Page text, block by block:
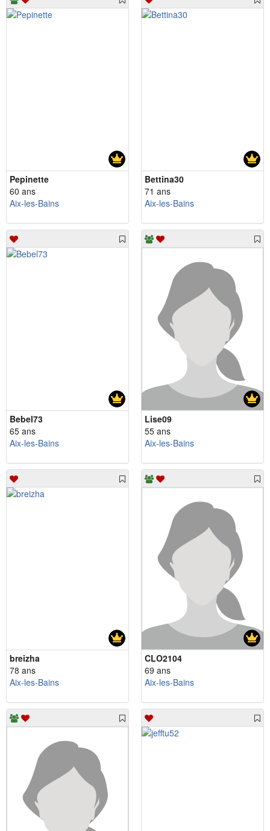
Pepinette
60 ans
Aix-les-Bains
Bettina30
71 ans
Aix-les-Bains
Bebel73
65 ans
Aix-les-Bains
Lise09
55 ans
Aix-les-Bains
breizha
78 ans
Aix-les-Bains
CLO2104
69 ans
Aix-les-Bains